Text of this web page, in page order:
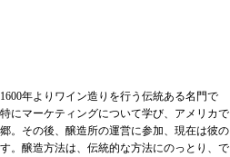
年よりワイン造りを行う伝統ある名門で
にマーケティングについて学び、アメリカで
。その後、醸造所の運営に参加、現在は彼の
。醸造方法は、伝統的な方法にのっとり、で